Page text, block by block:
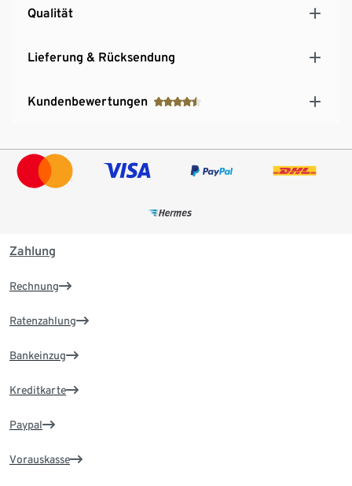
Qualität
Lieferung & Rücksendung
Kundenbewertungen
Zahlung
Rechnung
Ratenzahlung
Bankeinzug
Kreditkarte
Paypal
Vorauskasse